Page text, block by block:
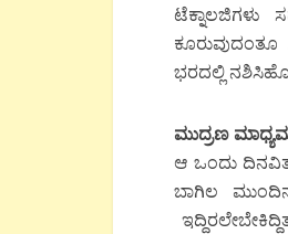
ಟೆಕ್ನಾಲಜಿಗಳು
ಭರದಲ್ಲಿ
ಮುದ್ರಣ
ಆ ಒಂದು
ಬಾಗಿಲ